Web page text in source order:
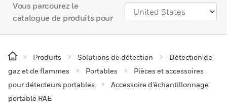
Vous parcourez le
catalogue de produits pour
Produits Solutions de détection
Détection de
gaz et de flammes
Portables
Pièces et accessoires
pour détecteurs portables
Accessoire d’échantillonnage
portable RAE